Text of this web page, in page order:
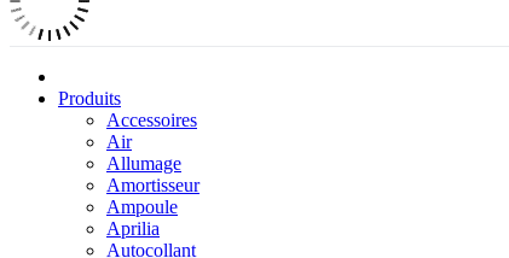
Produits
Accessoires
Air
Allumage
Amortisseur
Ampoule
Aprilia
Autocollant